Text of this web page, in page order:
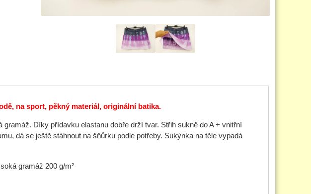
na sport, pěkný materiál, originální batika.
Díky přídavku elastanu dobře drží tvar. Střih sukně do A + vnitřní
dá se ještě stáhnout na šňůrku podle potřeby. Sukýnka na těle vypadá
gramáž 200 g/m²